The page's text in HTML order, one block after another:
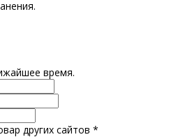
время.
других сайтов *